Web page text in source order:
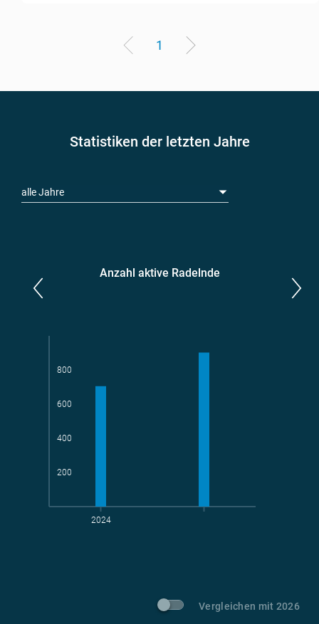
1
Statistiken der letzten Jahre
alle Jahre
Anzahl aktive Radelnde
2024
200
400
600
800
Vergleichen mit 2026